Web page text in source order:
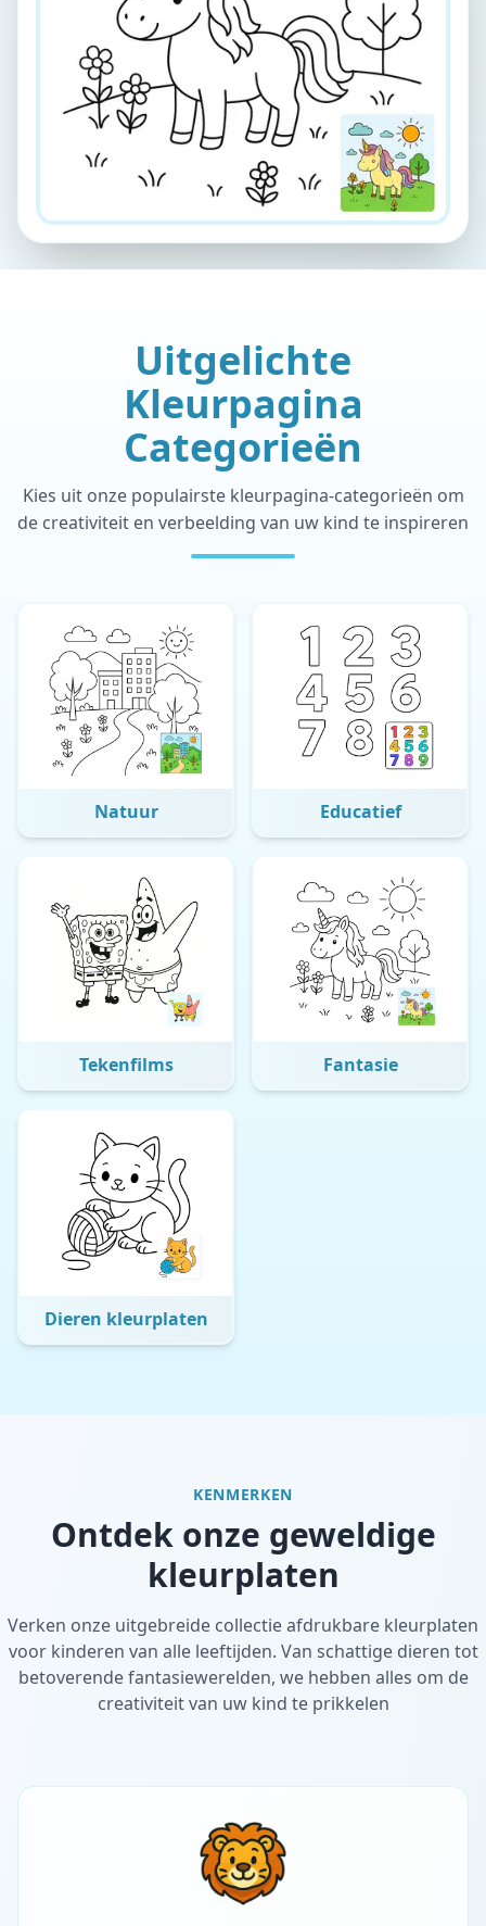
Uitgelichte
Kleurpagina
Categorieën
Kies uit onze populairste kleurpagina-categorieën om
de creativiteit en verbeelding van uw kind te inspireren
Natuur Educatief
Tekenfilms Fantasie
Dieren kleurplaten
KENMERKEN
Ontdek onze geweldige
kleurplaten
Verken onze uitgebreide collectie afdrukbare kleurplaten
voor kinderen van alle leeftijden. Van schattige dieren tot
betoverende fantasiewerelden, we hebben alles om de
creativiteit van uw kind te prikkelen